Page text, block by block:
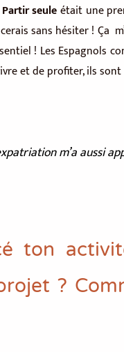
Partir seuleétait une
sans hésiter ! Ça
! Les Espagnols
et de profiter, ils
m’a aussi
ton
?